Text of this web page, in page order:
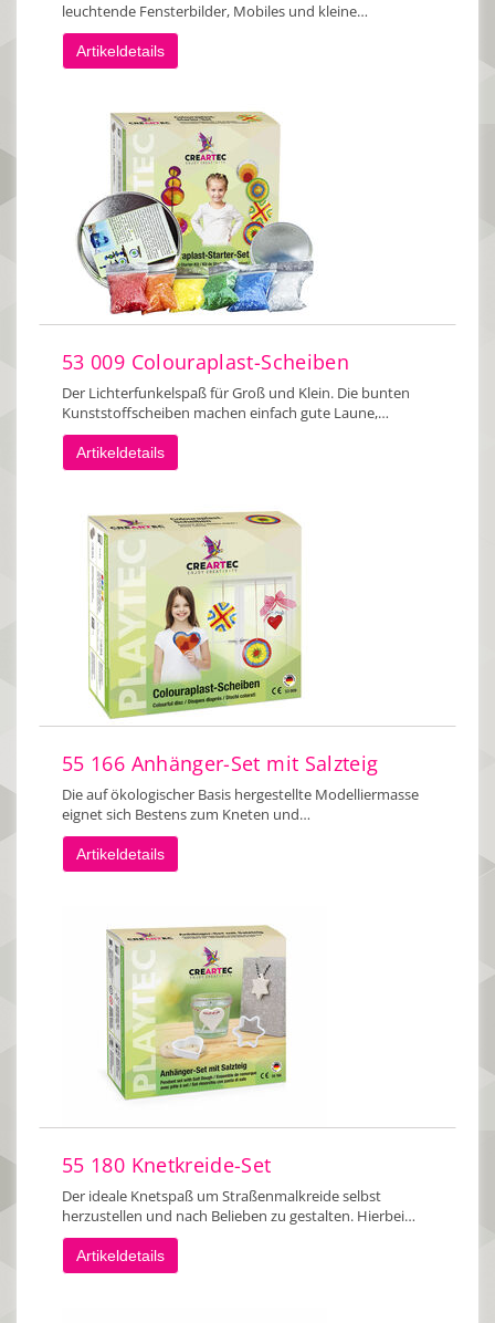
leuchtende Fensterbilder, Mobiles und kleine…
Artikeldetails
53 009 Colouraplast-Scheiben
Der Lichterfunkelspaß für Groß und Klein. Die bunten
Kunststoffscheiben machen einfach gute Laune,…
Artikeldetails
55 166 Anhänger-Set mit Salzteig
Die auf ökologischer Basis hergestellte Modelliermasse
eignet sich Bestens zum Kneten und…
Artikeldetails
55 180 Knetkreide-Set
Der ideale Knetspaß um Straßenmalkreide selbst
herzustellen und nach Belieben zu gestalten. Hierbei…
Artikeldetails